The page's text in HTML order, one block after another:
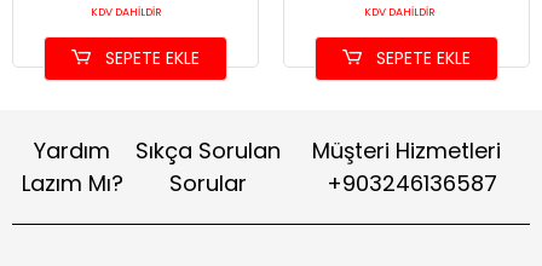
KDV DAHİLDİR
SEPETE EKLE
KDV DAHİLDİR
SEPETE EKLE
Yardım
Lazım Mı?
Sıkça Sorulan
Sorular
Müşteri Hizmetleri
+903246136587